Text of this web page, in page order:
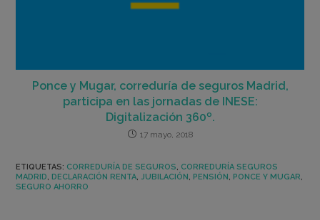
Ponce y Mugar, correduría de seguros Madrid,
participa en las jornadas de INESE:
Digitalización 360º.
17 mayo, 2018
ETIQUETAS: CORREDURÍA DE SEGUROS
CORREDURÍA SEGUROS
MADRID
DECLARACIÓN RENTA JUBILACIÓN PENSIÓN PONCE Y MUGAR
SEGURO AHORRO